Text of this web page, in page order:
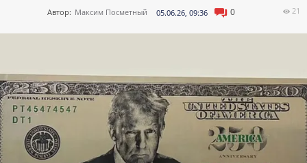
Автор: Максим Посметный 05.06.26, 09:36 0 21